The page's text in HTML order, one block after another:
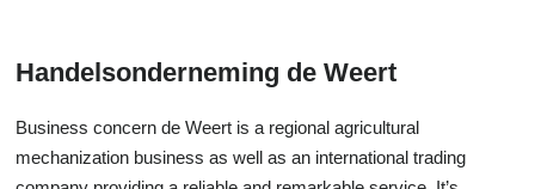
Handelsonderneming de Weert
Business concern de Weert is a regional agricultural
mechanization business as well as an international trading